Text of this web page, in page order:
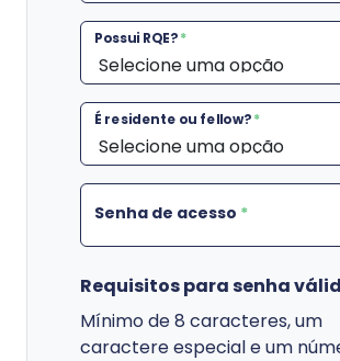
Possui RQE?*
É residente ou fellow?*
Senha de acesso *
Requisitos para senha
Mínimo de 8 caracteres, um
caractere especial e um